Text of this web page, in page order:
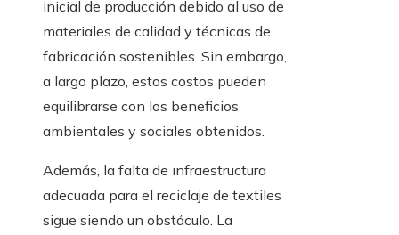
inicial de producción debido al uso de
materiales de calidad y técnicas de
fabricación sostenibles. Sin embargo,
a largo plazo, estos costos pueden
equilibrarse con los beneficios
ambientales y sociales obtenidos.
Además, la falta de infraestructura
adecuada para el reciclaje de textiles
sigue siendo un obstáculo. La